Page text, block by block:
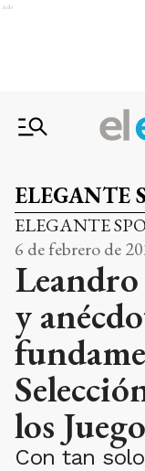
Ads
ELEGANTE
ELEGANTE
6 de febrero de
y
los
Con tan